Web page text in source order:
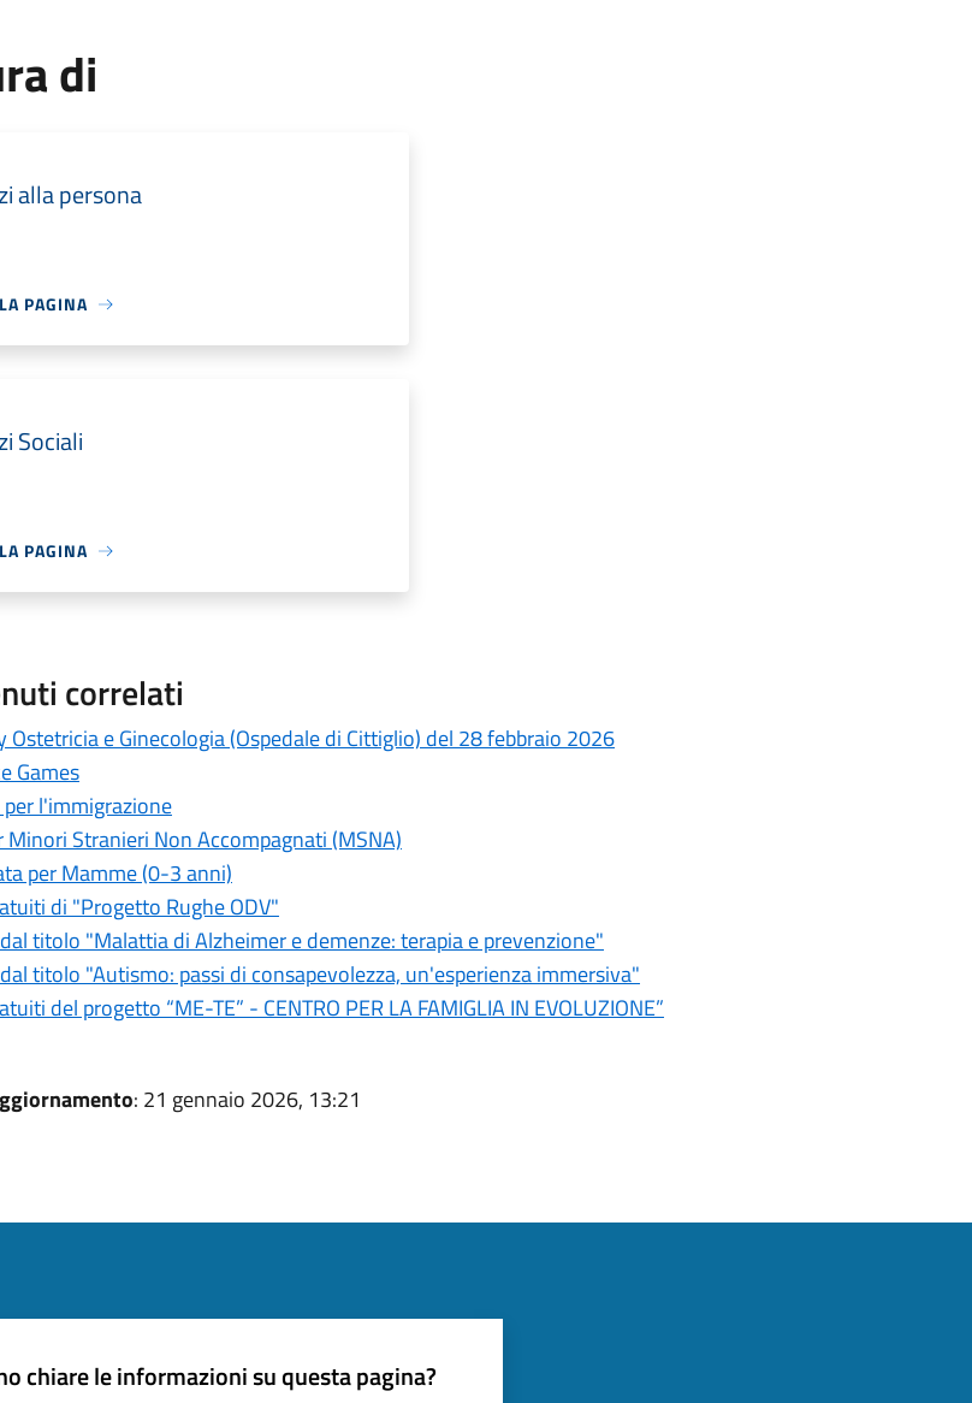
di
alla persona
PAGINA
Sociali
PAGINA
correlati
Ostetricia e Ginecologia (Ospedale di Cittiglio) del 28 febbraio 2026
Games
l'immigrazione
Minori Stranieri Non Accompagnati (MSNA)
per Mamme (0-3 anni)
di "Progetto Rughe ODV"
titolo "Malattia di Alzheimer e demenze: terapia e prevenzione"
titolo "Autismo: passi di consapevolezza, un'esperienza immersiva"
del progetto “ME-TE” - CENTRO PER LA FAMIGLIA IN EVOLUZIONE”
: 21 gennaio 2026, 13:21
chiare le informazioni su questa pagina?